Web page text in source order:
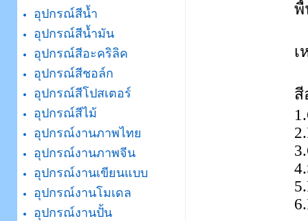
อุปกรณ์สีน้ำ
อุปกรณ์สีน้ำมัน
อุปกรณ์สีอะคริลิค
อุปกรณ์สีชอล์ก
อุปกรณ์สีโปสเตอร์
อุปกรณ์สีไม้
อุปกรณ์งานภาพไทย
อุปกรณ์งานภาพจีน
อุปกรณ์งานเขียนแบบ
อุปกรณ์งานโมเดล
อุปกรณ์งานปั้น
พื้
เ
สี